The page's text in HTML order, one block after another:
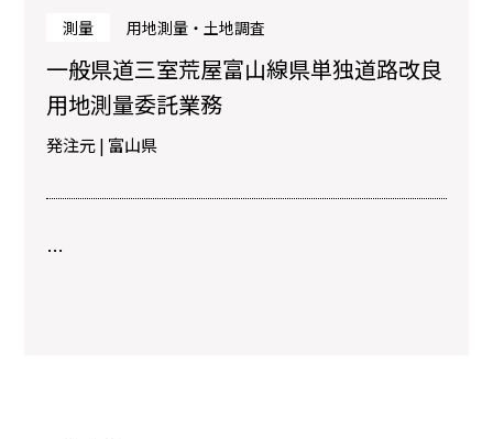
測量 用地測量・土地調査
一般県道三室荒屋富山線県単独道路改良
用地測量委託業務
発注元 | 富山県
…